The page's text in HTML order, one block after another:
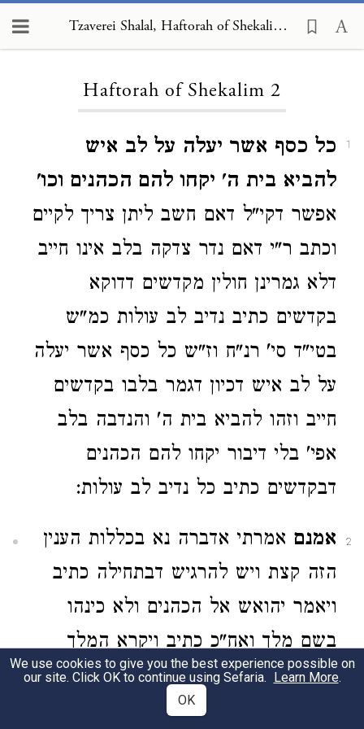
Tzaverei Shalal, Haftorah of Shekalim 2
Haftorah of Shekalim 2
1
כל כסף אשר יעלה על לב איש
להביא בית ה' יקחו להם הכהנים וכו'
אפשר דקי"ל דאם חשב ליתן צריך לקיים
וכתב ר"י דאם נדר צדקה בלב אינו חייב
דלא גמרינן חולין מקדשים דדוקא
בקדשים כתיב נדיב לב עולות כמ"ש
בטי"ד סי' רנ"ח וז"ש כל כסף אשר יעלה
על לב איש דכיון דגמר בלבו בקדשים
חייב וזהו להביא בית ה' והנדבה בלב
אפי' בלי דיבור יקחו להם הכהנים
דבקדשים כתיב כל נדיב לב עולות:
2 אמנם אמרתי אדברה נא בכללות הענין
הזה קצת ויש להרגיש דבתחילה כתיב
ויאמר יהואש אל הכהנים ולא כינהו
בשם מלך ואח"כ כתיב ויקרא המלך
יהואש וכינהו בשם מלך. ותו אומרו
ויאותו הכהנים וכו' דנראה דבא הכתוב
We use cookies to give you the best experience possible on
our site. Click OK to continue using Sefaria. Learn More.
OK